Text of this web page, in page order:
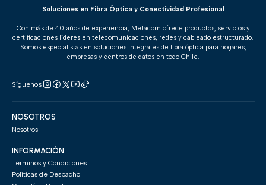
Soluciones en Fibra Óptica y Conectividad Profesional
Con más de 40 años de experiencia, Metacom ofrece productos, servicios y
certificaciones líderes en telecomunicaciones, redes y cableado estructurado.
Somos especialistas en soluciones integrales de fibra óptica para hogares,
empresas y centros de datos en todo Chile.
Síguenos
NOSOTROS
Nosotros
INFORMACIÓN
Términos y Condiciones
Políticas de Despacho